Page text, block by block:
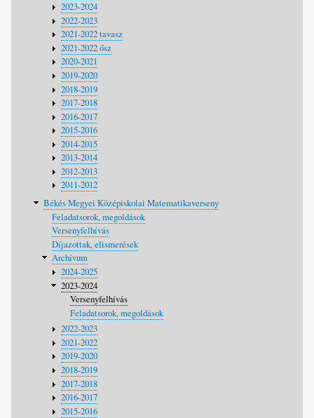
2023-2024
2022-2023
2021-2022 tavasz
2021-2022 ősz
2020-2021
2019-2020
2018-2019
2017-2018
2016-2017
2015-2016
2014-2015
2013-2014
2012-2013
2011-2012
Békés Megyei Középiskolai Matematikaverseny
Feladatsorok, megoldások
Versenyfelhívás
Díjazottak, elismerések
Archívum
2024-2025
2023-2024
Versenyfelhívás
Feladatsorok, megoldások
2022-2023
2021-2022
2019-2020
2018-2019
2017-2018
2016-2017
2015-2016